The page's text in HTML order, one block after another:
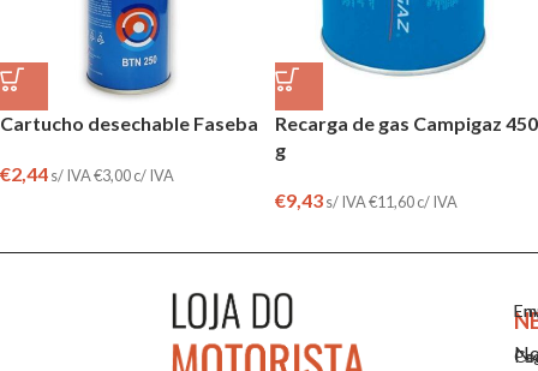
Cartucho desechable Faseba
€2,44s/ IVA€3,00c/ IVA
Recarga de gas Campigaz 450
g
€9,43s/ IVA€11,60c/ IVA